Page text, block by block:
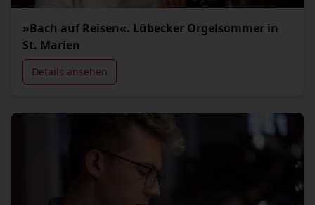
»Bach auf Reisen«. Lübecker Orgelsommer in
St. Marien
Details ansehen